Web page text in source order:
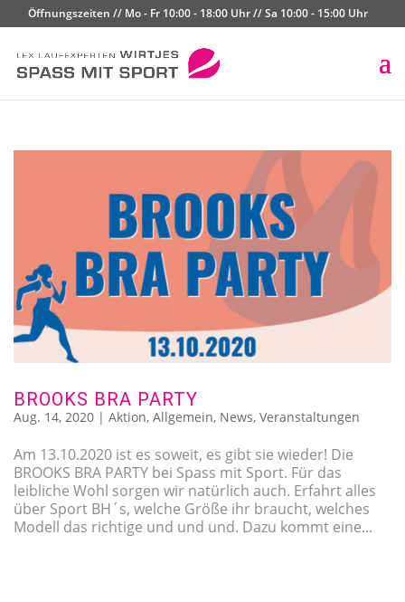
Öffnungszeiten // Mo - Fr 10:00 - 18:00 Uhr // Sa 10:00 - 15:00 Uhr
BROOKS BRA PARTY
Aug. 14, 2020 | Aktion, Allgemein, News, Veranstaltungen
Am 13.10.2020 ist es soweit, es gibt sie wieder! Die
BROOKS BRA PARTY bei Spass mit Sport. Für das
leibliche Wohl sorgen wir natürlich auch. Erfahrt alles
über Sport BH´s, welche Größe ihr braucht, welches
Modell das richtige und und und. Dazu kommt eine...